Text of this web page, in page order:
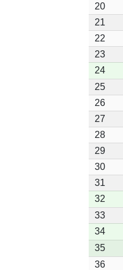
20
21
22
23
24
25
26
27
28
29
30
31
32
33
34
35
36